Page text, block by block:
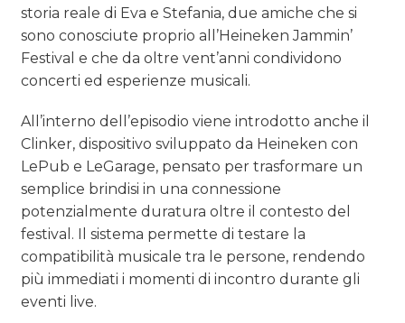
storia reale di Eva e Stefania, due amiche che si
sono conosciute proprio all’Heineken Jammin’
Festival e che da oltre vent’anni condividono
concerti ed esperienze musicali.
All’interno dell’episodio viene introdotto anche il
Clinker, dispositivo sviluppato da Heineken con
LePub e LeGarage, pensato per trasformare un
semplice brindisi in una connessione
potenzialmente duratura oltre il contesto del
festival. Il sistema permette di testare la
compatibilità musicale tra le persone, rendendo
più immediati i momenti di incontro durante gli
eventi live.